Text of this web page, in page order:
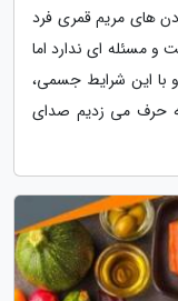
های مریم قمری فرد
مسئله ای ندارد اما
و با این شرایط جسمی،
حرف می زدیم صدای